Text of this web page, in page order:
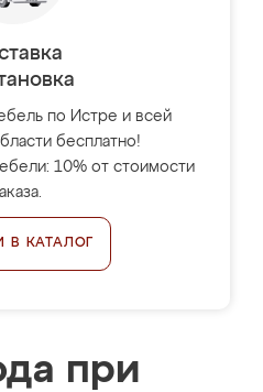
по Истре и всей
бесплатно!
10% от стоимости
В КАТАЛОГ
при